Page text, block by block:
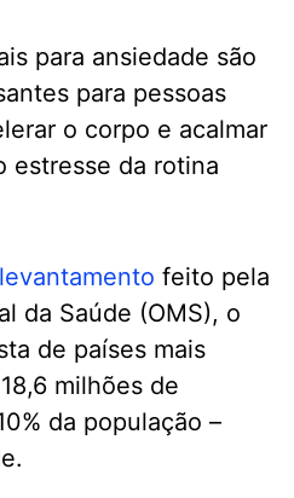
para ansiedade são
para pessoas
o corpo e acalmar
estresse da rotina
levantamento feito pela
da Saúde (OMS), o
de países mais
milhões de
da população –